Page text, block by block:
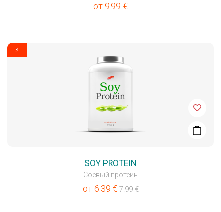
от 9.99 €
⚡
SOY PROTEIN
Соевый протеин
от6.39 €7.99€